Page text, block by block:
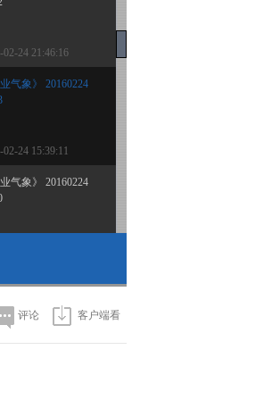
02-24 21:46:16
业气象》 20160224
02-24 15:39:11
业气象》 20160224
02-23 21:52:16
评论 客户端看